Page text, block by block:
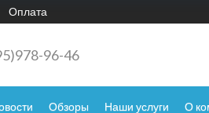
Оплата
96-46
Обзоры Наши услуги О